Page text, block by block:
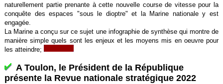
naturellement partie prenante à cette nouvelle course de vitesse pour la
conquête des espaces "sous le dioptre" et la Marine nationale y est
engagée.
La Marine a conçu sur ce sujet une infographie de synthèse qui montre de
manière simple quels sont les enjeux et les moyens mis en oeuvre pour
les atteindre;
A Toulon, le Président de la République
présente la Revue nationale stratégique 2022